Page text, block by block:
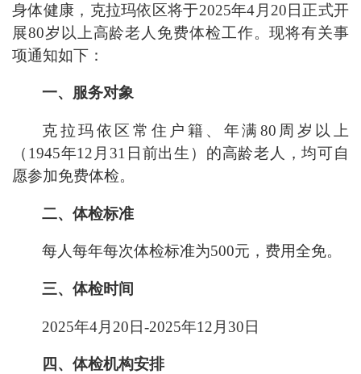
身体健康，克拉玛依区将于2025年4 月 20日正式开
展80岁以上高龄老人免费体检工作。现将有关事
项通知如下：
一、服务对象
克拉玛依区常住户籍、年满 80 周岁以上
（ 1945年12 月 31 日前出生）的高龄老人，均可自
愿参加免费体检。
二、体检标准
每人每年每次体检标准为500元，费用全免。
三、体检时间
2025年4月 20日-2025年12 月 30日
四、体检机构安排